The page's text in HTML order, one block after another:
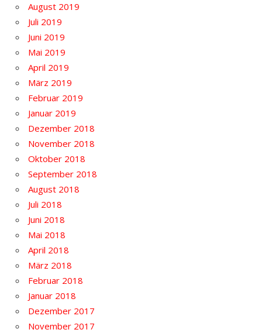
August 2019
Juli 2019
Juni 2019
Mai 2019
April 2019
März 2019
Februar 2019
Januar 2019
Dezember 2018
November 2018
Oktober 2018
September 2018
August 2018
Juli 2018
Juni 2018
Mai 2018
April 2018
März 2018
Februar 2018
Januar 2018
Dezember 2017
November 2017